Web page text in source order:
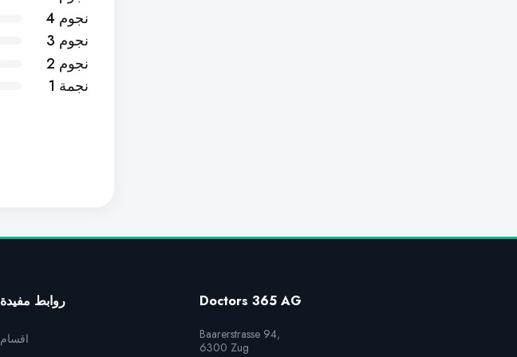
4 نجوم
3 نجوم
2 نجوم
1 نجمة
روابط مفيدة
اقسام
Doctors 365 AG
Baarerstrasse 94,
6300 Zug